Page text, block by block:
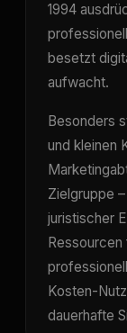
1994
besetzt
aufwacht.
Besonders
und kleinen
Zielgruppe
juristischer
Kosten-
dauerhafte